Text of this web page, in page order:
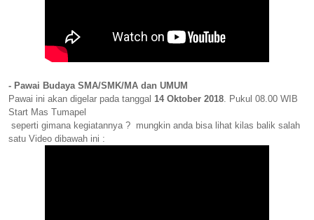
- Pawai Budaya SMA/SMK/MA dan UMUM
Pawai ini akan digelar pada tanggal 14 Oktober 2018 . Pukul 08.00 WIB
Start Mas Tumapel
seperti gimana kegiatannya ? mungkin anda bisa lihat kilas balik salah
satu Video dibawah ini :